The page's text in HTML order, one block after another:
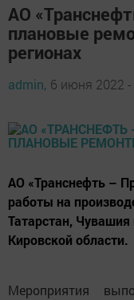
АО
плановые
регионах
admin, 6 июня 2022 -
АО «Транснефть –
работы на
Татарстан,
Кировской области.
Мероприятия